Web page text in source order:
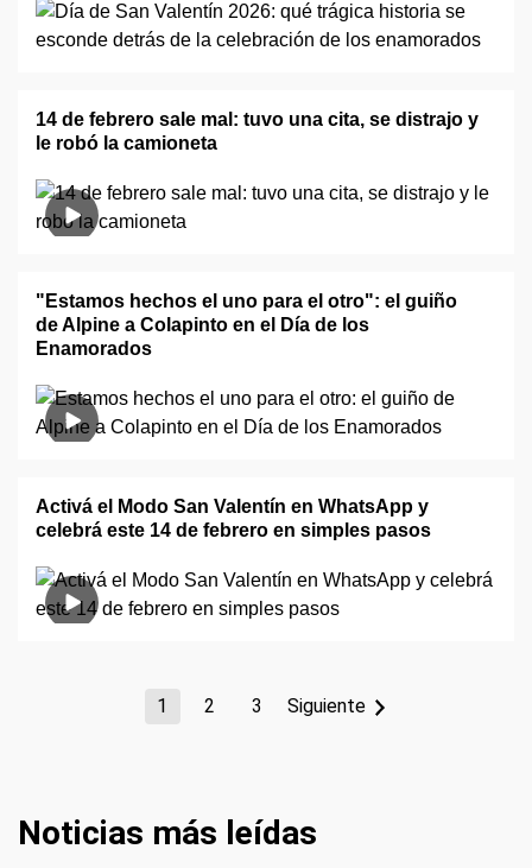
14 de febrero sale mal: tuvo una cita, se distrajo y
le robó la camioneta
"Estamos hechos el uno para el otro": el guiño
de Alpine a Colapinto en el Día de los
Enamorados
Activá el Modo San Valentín en WhatsApp y
celebrá este 14 de febrero en simples pasos
1 2 3 Siguiente
Noticias más leídas